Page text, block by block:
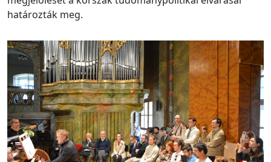
határozták meg.